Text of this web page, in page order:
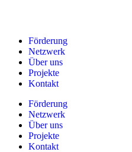
Förderung
Netzwerk
Über uns
Projekte
Kontakt
Förderung
Netzwerk
Über uns
Projekte
Kontakt